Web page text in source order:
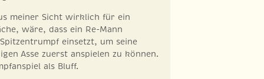
meiner Sicht wirklich für ein
wäre, dass ein Re-Mann
einsetzt, um seine
Asse zuerst anspielen zu können.
als Bluff.